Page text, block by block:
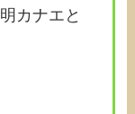
カナエと